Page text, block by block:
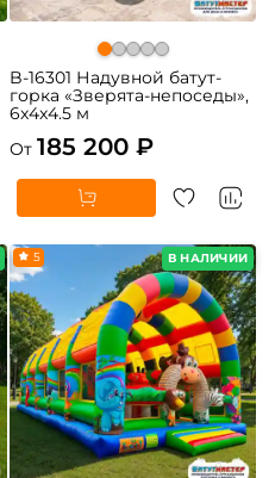
B-16301 Надувной батут-
горка «Зверята-непоседы»,
6x4x4.5 м
От 185 200 ₽
В НАЛИЧИИ
5